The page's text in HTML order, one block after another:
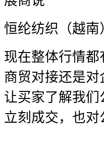
恒纶纺织（越
现在整体行情
商贸对接还是
让买家了解我
立刻成交，也